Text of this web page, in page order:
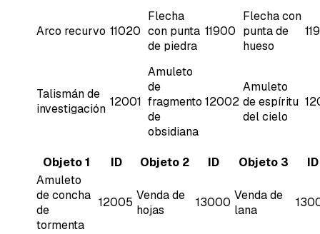
Arco recurvo 11020
Flecha
con punta
de piedra
11900
Flecha con
punta de
hueso
Talismán de
investigación 12001
Amuleto
de
fragmento
de
obsidiana
12002
Amuleto
de espíritu
del cielo
Objeto 1 ID Objeto 2 ID Objeto 3
ID
Amuleto
de concha
de
tormenta
12005 Venda de
hojas
13000 Venda de
lana